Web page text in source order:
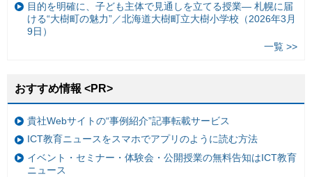
目的を明確に、子ども主体で見通しを立てる授業— 札幌に届
ける“大樹町の魅力”／北海道大樹町立大樹小学校（2026年3月
9日）
一覧 >>
おすすめ情報 <PR>
貴社Webサイトの“事例紹介”記事転載サービス
ICT教育ニュースをスマホでアプリのように読む方法
イベント・セミナー・体験会・公開授業の無料告知はICT教育
ニュース